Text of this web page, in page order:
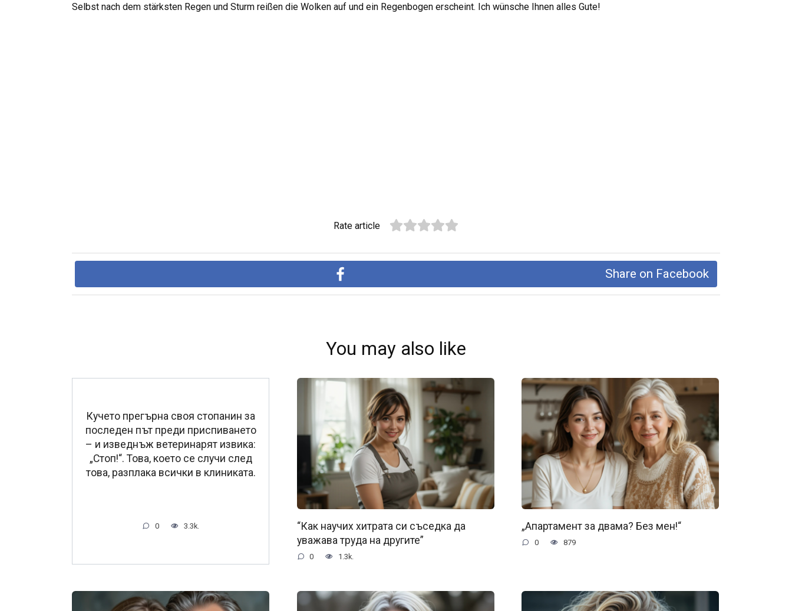
Selbst nach dem stärksten Regen und Sturm reißen die Wolken auf und ein Regenbogen erscheint. Ich wünsche Ihnen alles Gute!
Rate article
Share on Facebook
You may also like
Кучето прегърна своя стопанин за
последен път преди приспиването
– и изведнъж ветеринарят извика:
„Стоп!“. Това, което се случи след
това, разплака всички в клиниката.
0 3.3k.
“Как научих хитрата си съседка да
уважава труда на другите”
0 1.3k.
„Апартамент за двама? Без мен!“
0 879